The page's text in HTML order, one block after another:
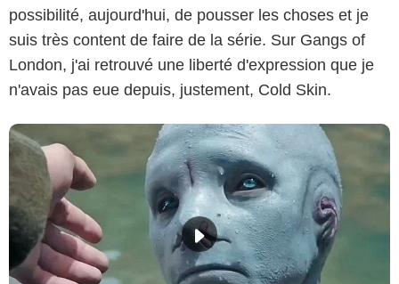
possibilité, aujourd'hui, de pousser les choses et je
suis très content de faire de la série. Sur Gangs of
London, j'ai retrouvé une liberté d'expression que je
n'avais pas eue depuis, justement, Cold Skin.